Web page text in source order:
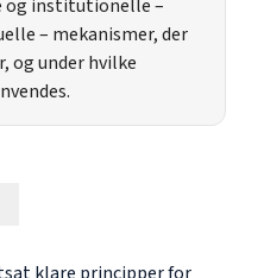
og institutionelle –
– mekanismer, der
og under hvilke